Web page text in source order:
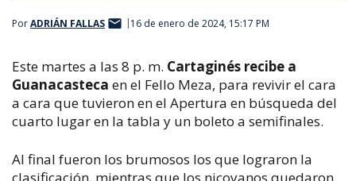
PorADRIÁN FALLAS 16 de enero de 2024, 15:17 PM
Este martes a las 8 p. m. Cartaginés recibe a
Guanacasteca en el Fello Meza, para revivir el cara
a cara que tuvieron en el Apertura en búsqueda del
cuarto lugar en la tabla y un boleto a semifinales.
Al final fueron los brumosos los que lograron la